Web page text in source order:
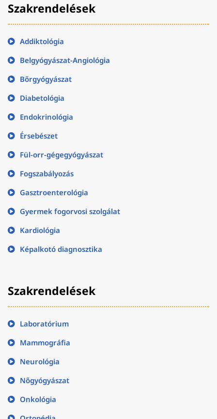
Szakrendelések
Addiktológia
Belgyógyászat-Angiológia
Bőrgyógyászat
Diabetológia
Endokrinológia
Érsebészet
Fül-orr-gégegyógyászat
Fogszabályozás
Gasztroenterológia
Gyermek fogorvosi szolgálat
Kardiológia
Képalkotó diagnosztika
Szakrendelések
Laboratórium
Mammográfia
Neurológia
Nőgyógyászat
Onkológia